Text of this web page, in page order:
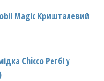
Magic Кришталевий
Chicco Регбі у